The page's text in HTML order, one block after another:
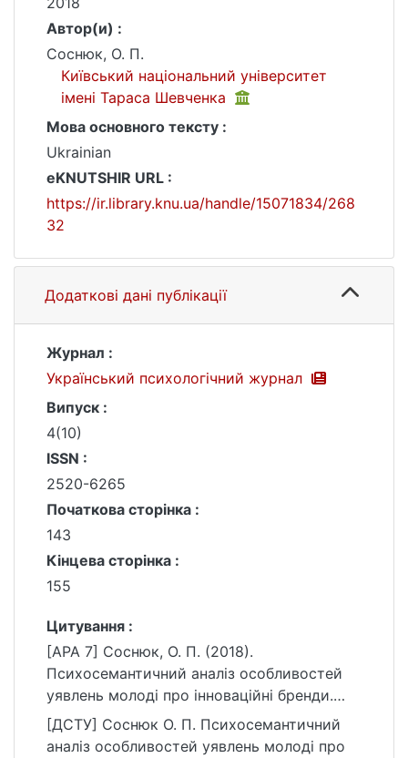
Автор(и) :
Соснюк, О. П.
Київський національний університет
імені Тараса Шевченка
Мова основного тексту :
Ukrainian
eKNUTSHIR URL :
https://ir.library.knu.ua/handle/15071834/268
32
Додаткові дані публікації
Журнал :
Український психологічний журнал
Випуск :
4(10)
ISSN :
2520-6265
Початкова сторінка :
143
Кінцева сторінка :
155
Цитування :
[APA 7] Соснюк, О. П. (2018).
Психосемантичний аналіз особливостей
уявлень молоді про інноваційні бренди.
Український психологічний журнал, (4(10)),
143–155.
[ДСТУ] Соснюк О. П. Психосемантичний
аналіз особливостей уявлень молоді про